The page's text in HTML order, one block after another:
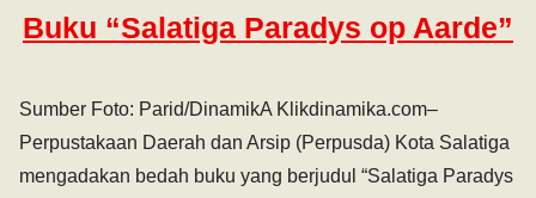
Buku “Salatiga Paradys op Aarde”
Sumber Foto: Parid/DinamikA Klikdinamika.com–
Perpustakaan Daerah dan Arsip (Perpusda) Kota Salatiga
mengadakan bedah buku yang berjudul “Salatiga Paradys